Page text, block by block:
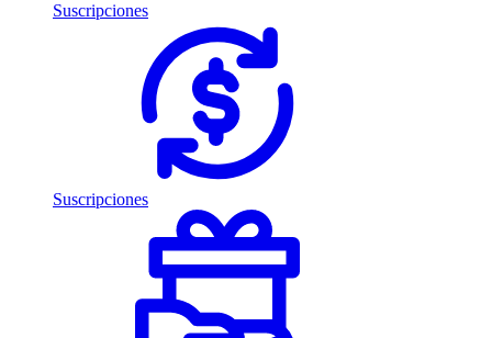
Suscripciones
Suscripciones